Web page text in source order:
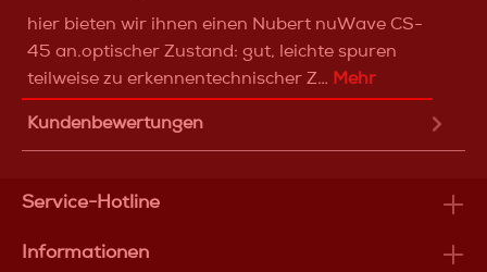
hier bieten wir ihnen einen Nubert nuWave CS-
45 an.optischer Zustand: gut, leichte spuren
teilweise zu erkennentechnischer Z… Mehr
Kundenbewertungen
Service-Hotline
Informationen